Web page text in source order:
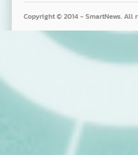
Copyright © 2014 - SmartNews. All